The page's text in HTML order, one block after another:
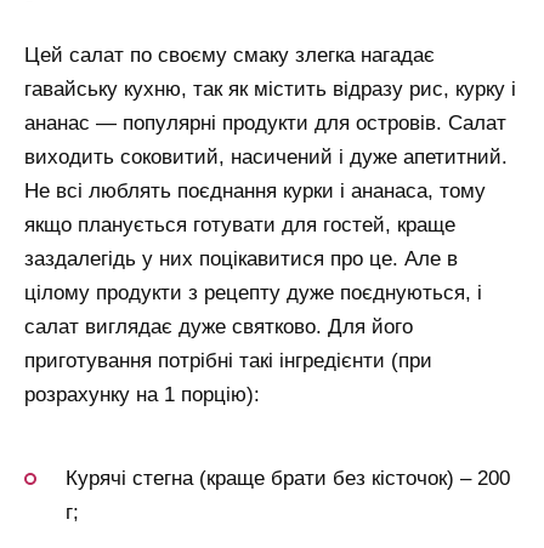
Цей салат по своєму смаку злегка нагадає
гавайську кухню, так як містить відразу рис, курку і
ананас — популярні продукти для островів. Салат
виходить соковитий, насичений і дуже апетитний.
Не всі люблять поєднання курки і ананаса, тому
якщо планується готувати для гостей, краще
заздалегідь у них поцікавитися про це. Але в
цілому продукти з рецепту дуже поєднуються, і
салат виглядає дуже святково. Для його
приготування потрібні такі інгредієнти (при
розрахунку на 1 порцію):
Курячі стегна (краще брати без кісточок) – 200
г;